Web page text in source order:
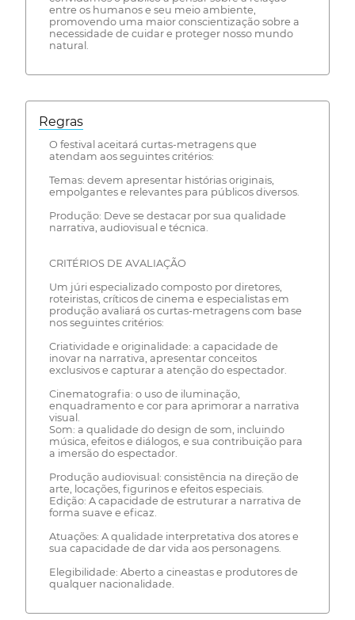
entre os humanos e seu meio ambiente,
promovendo uma maior conscientização sobre a
necessidade de cuidar e proteger nosso mundo
natural.
Regras
O festival aceitará curtas-metragens que
atendam aos seguintes critérios:
Temas: devem apresentar histórias originais,
empolgantes e relevantes para públicos diversos.
Produção: Deve se destacar por sua qualidade
narrativa, audiovisual e técnica.
CRITÉRIOS DE AVALIAÇÃO
Um júri especializado composto por diretores,
roteiristas, críticos de cinema e especialistas em
produção avaliará os curtas-metragens com base
nos seguintes critérios:
Criatividade e originalidade: a capacidade de
inovar na narrativa, apresentar conceitos
exclusivos e capturar a atenção do espectador.
Cinematografia: o uso de iluminação,
enquadramento e cor para aprimorar a narrativa
visual.
Som: a qualidade do design de som, incluindo
música, efeitos e diálogos, e sua contribuição para
a imersão do espectador.
Produção audiovisual: consistência na direção de
arte, locações, figurinos e efeitos especiais.
Edição: A capacidade de estruturar a narrativa de
forma suave e eficaz.
Atuações: A qualidade interpretativa dos atores e
sua capacidade de dar vida aos personagens.
Elegibilidade: Aberto a cineastas e produtores de
qualquer nacionalidade.